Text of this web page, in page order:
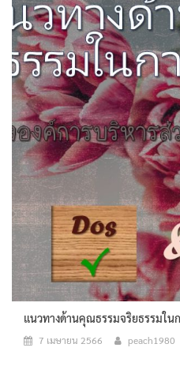
แนวทางด้านคุณธรรมจริยธรรมใน
7 เมษายน 2566 peach1980